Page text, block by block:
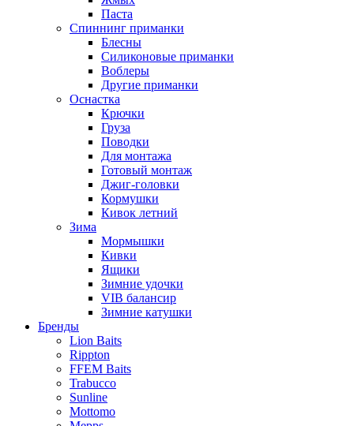
Паста
Спиннинг приманки
Блесны
Силиконовые приманки
Воблеры
Другие приманки
Оснастка
Крючки
Груза
Поводки
Для монтажа
Готовый монтаж
Джиг-головки
Кормушки
Кивок летний
Зима
Мормышки
Кивки
Ящики
Зимние удочки
VIB балансир
Зимние катушки
Бренды
Lion Baits
Rippton
FFEM Baits
Trabucco
Sunline
Mottomo